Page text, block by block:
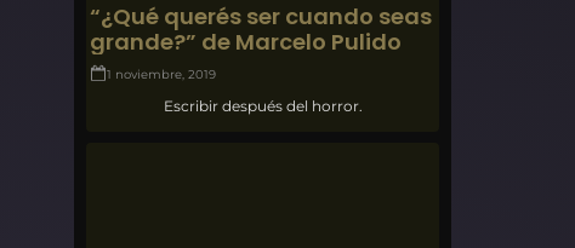
“¿Qué querés ser cuando seas
grande?” de Marcelo Pulido
1 noviembre, 2019
Escribir después del horror.